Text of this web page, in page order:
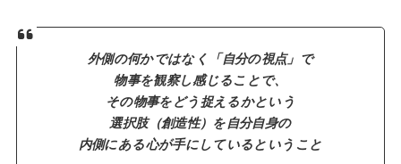
外側の何かではなく「自分の視点」で
物事を観察し感じることで、
その物事をどう捉えるかという
選択肢（創造性）を自分自身の
内側にある心が手にしているということ